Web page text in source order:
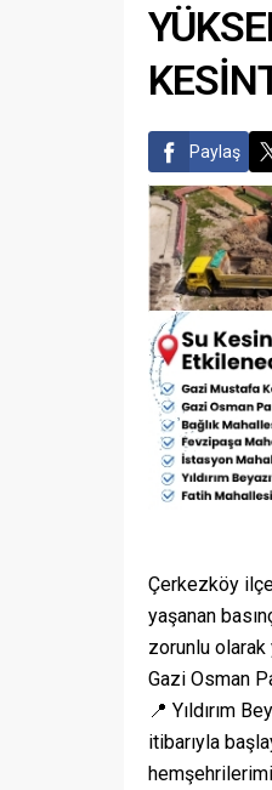
Paylaş
Çerkezköy
yaşanan
zorunlu
Gazi Osman
📍 Yıldırım
itibarıyla